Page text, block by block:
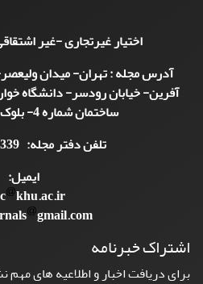
اختیار غیرتجاری -غیر
آدرس مجله : تهران- میدان
آفرین- خیابان رودسر- دانشگاه
ساختمان شماره 4- بلوک 3- طبقه چهارم
تلفن دفتر مجله: 88924339 -021
ایمیل:
khu.ac.ir
gmail.com
اشتراک خبرنامه
برای دریافت اخبار و اطلاعیه های